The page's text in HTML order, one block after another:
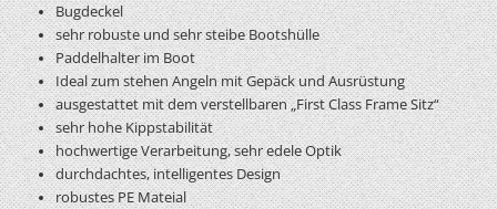
Bugdeckel
sehr robuste und sehr steibe Bootshülle
Paddelhalter im Boot
Ideal zum stehen Angeln mit Gepäck und Ausrüstung
ausgestattet mit dem verstellbaren „First Class Frame Sitz“
sehr hohe Kippstabilität
hochwertige Verarbeitung, sehr edele Optik
durchdachtes, intelligentes Design
robustes PE Mateial